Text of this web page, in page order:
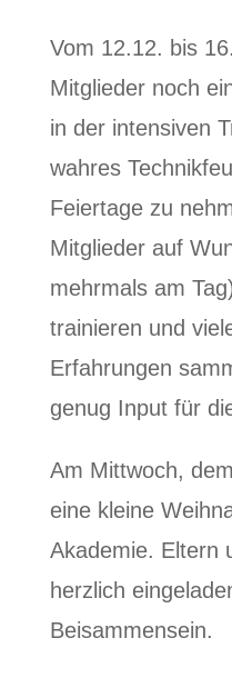
Vom 12.12. bis
Mitglieder noch
in der intensiven
wahres
Feiertage zu
Mitglieder auf
mehrmals am
trainieren und
Erfahrungen
genug Input für
Am Mittwoch,
eine kleine
Akademie. Eltern
herzlich
Beisammensein.